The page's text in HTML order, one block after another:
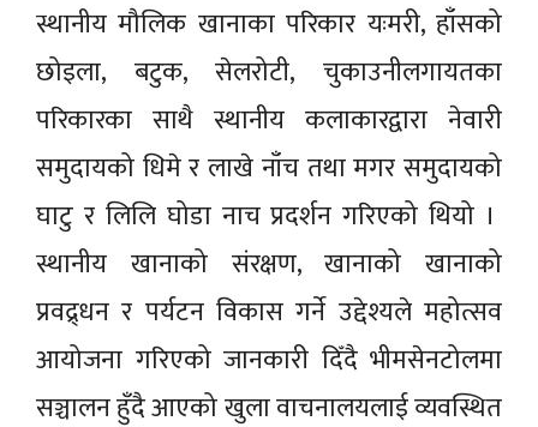
स्थानीय मौलिक खानाका परिकार यःमरी, हाँसको
छोइला, बटुक, सेलरोटी, चुकाउनीलगायतका
परिकारका साथै स्थानीय कलाकारद्वारा नेवारी
समुदायको धिमे र लाखे नाँच तथा मगर समुदायको
घाटु र लिलि घोडा नाच प्रदर्शन गरिएको थियो ।
स्थानीय खानाको संरक्षण, खानाको खानाको
प्रवद्र्धन र पर्यटन विकास गर्ने उद्देश्यले महोत्सव
आयोजना गरिएको जानकारी दिँदै भीमसेनटोलमा
सञ्चालन हुँदै आएको खुला वाचनालयलाई व्यवस्थित